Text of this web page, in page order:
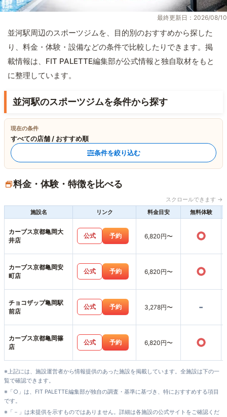
最終更新日：2026/08/10
並河駅周辺のスポーツジムを、目的別のおすすめから探した
り、料金・体験・設備などの条件で比較したりできます。掲
載情報は、FIT PALETTE編集部が公式情報と独自取材をもと
に整理しています。
並河駅のスポーツジムを条件から探す
現在の条件
すべての店舗 / おすすめ順
条件を絞り込む
料金・体験・特徴を比べる
スクロールできます →
施設名
リンク 料金目安 無料体験
カーブス京都亀岡大
井店
公式 予約 6,820円〜 ○
カーブス京都亀岡安
町店
公式 予約 6,820円〜 ○
チョコザップ亀岡駅
前店
公式 予約 3,278円〜 -
カーブス京都亀岡篠
店
公式 予約 6,820円〜 ○
※上記には、施設運営者から情報提供のあった施設を掲載しています。全施設は下の一
覧で確認できます。
※「○」は、FIT PALETTE編集部が独自の調査・基準に基づき、特におすすめする項目
です。
※「－」は未提供を示すものではありません。詳細は各施設の公式サイトをご確認くだ